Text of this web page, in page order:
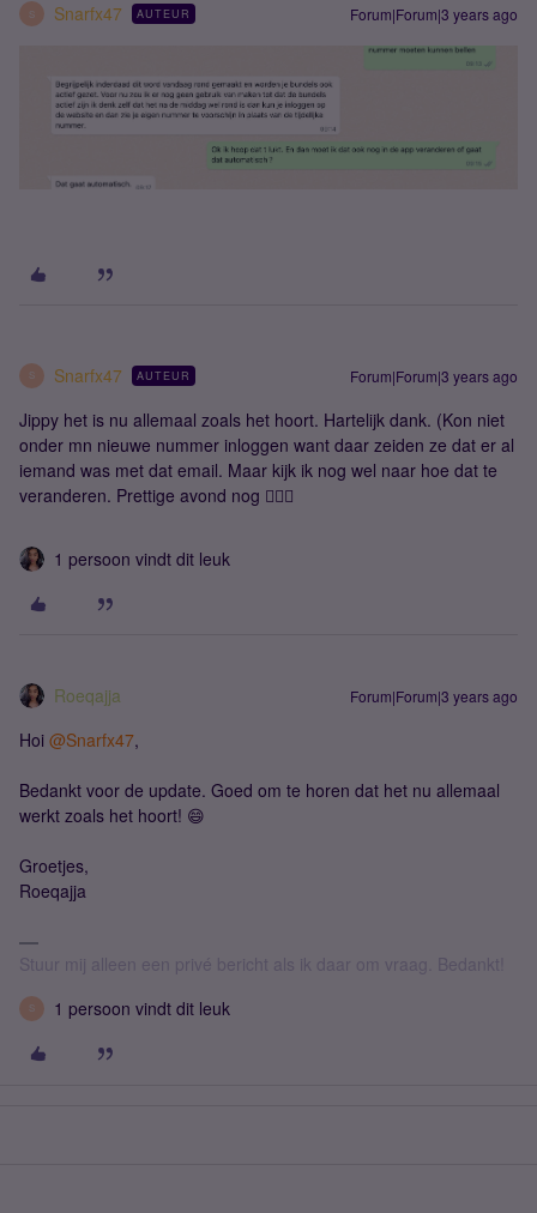
S Snarfx47 AUTEUR Forum|Forum|3 years ago
S Snarfx47 AUTEUR Forum|Forum|3 years ago
Jippy het is nu allemaal zoals het hoort. Hartelijk dank. (Kon niet
onder mn nieuwe nummer inloggen want daar zeiden ze dat er al
iemand was met dat email. Maar kijk ik nog wel naar hoe dat te
veranderen. Prettige avond nog 👍🏼😃
1 persoon vindt dit leuk
Roeqajja Forum|Forum|3 years ago
Hoi @Snarfx47,
Bedankt voor de update. Goed om te horen dat het nu allemaal
werkt zoals het hoort! 😄
Groetjes,
Roeqajja
Stuur mij alleen een privé bericht als ik daar om vraag. Bedankt!
S 1 persoon vindt dit leuk